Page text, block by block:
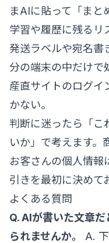
まAIに貼って「まと
学習や履歴に残るリ
発送ラベルや宛名書
分の端末の中だけで
産直サイトのログイ
かない。
判断に迷ったら「こ
いか」で考えます。
お客さんの個人情報
引きを最初に決めて
よくある質問
Q. AIが書いた文章
られませんか。
A.